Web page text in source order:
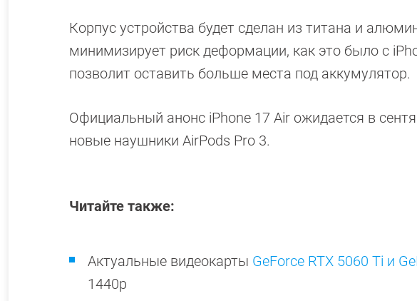
Корпус устройства будет сделан из титана и
минимизирует риск деформации, как это было с
позволит оставить больше места под аккумулятор.
Официальный анонс iPhone 17 Air ожидается в
новые наушники AirPods Pro 3.
Читайте также:
Актуальные видеокарты GeForce RTX 5060 Ti и
1440p